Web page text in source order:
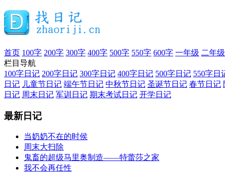
首页 100字 200字 300字 400字 500字 550字 600字 一年级 二年级
栏目导航
100字日记 200字日记 300字日记 400字日记 500字日记 550字日
日记 儿童节日记 端午节日记 中秋节日记 圣诞节日记 春节日记
日记 周末日记 军训日记 期末考试日记 开学日记
最新日记
当奶奶不在的时侯
周末大扫除
鬼畜的超级马里奥制造——特蕾莎之家
我不会再任性